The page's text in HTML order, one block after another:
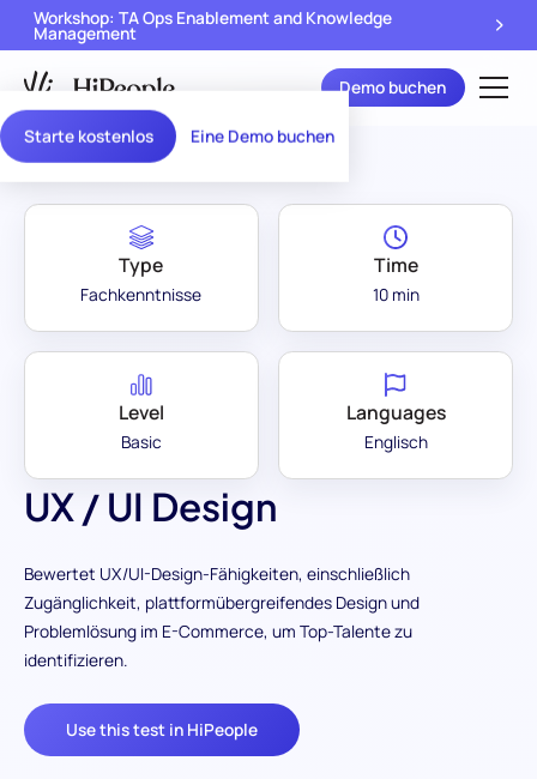
Starte kostenlos Eine Demo buchen
Workshop: TA Ops Enablement and Knowledge
Management
Demo buchen
Assessment Library
UX / UI Design
Bewertet UX/UI-Design-Fähigkeiten, einschließlich
Zugänglichkeit, plattformübergreifendes Design und
Problemlösung im E-Commerce, um Top-Talente zu
identifizieren.
Use this test in HiPeople
Type
Fachkenntnisse
Time
10 min
Level
Basic
Languages
Englisch